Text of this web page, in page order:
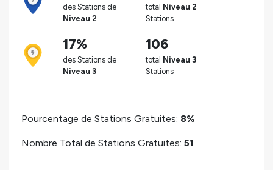
des Stations de
Niveau 2
total Niveau 2
Stations
17%
des Stations de
Niveau 3
106
total Niveau 3
Stations
Pourcentage de Stations Gratuites: 8%
Nombre Total de Stations Gratuites: 51